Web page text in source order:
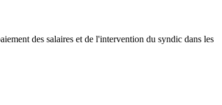
des salaires et de l'intervention du syndic dans les